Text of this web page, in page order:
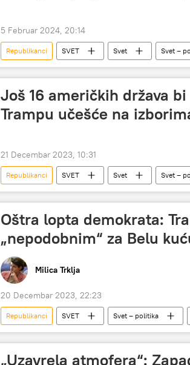
5 Februar 2024, 20:14
Republikanci SVET Svet Svet –
Republikanska partija
Još 16 američkih država
Trampu učešće na
21 Decembar 2023, 10:31
Republikanci SVET Svet Svet –
Demokrate
predsednički izbori u SAD
Oštra lopta demokrata:
„nepodobnim“ za Belu
Milica Trklja
20 Decembar 2023, 22:23
Republikanci SVET Svet – politika
predsednički izbori u SAD
Donald Tramp
„Uzavrela atmofera“: